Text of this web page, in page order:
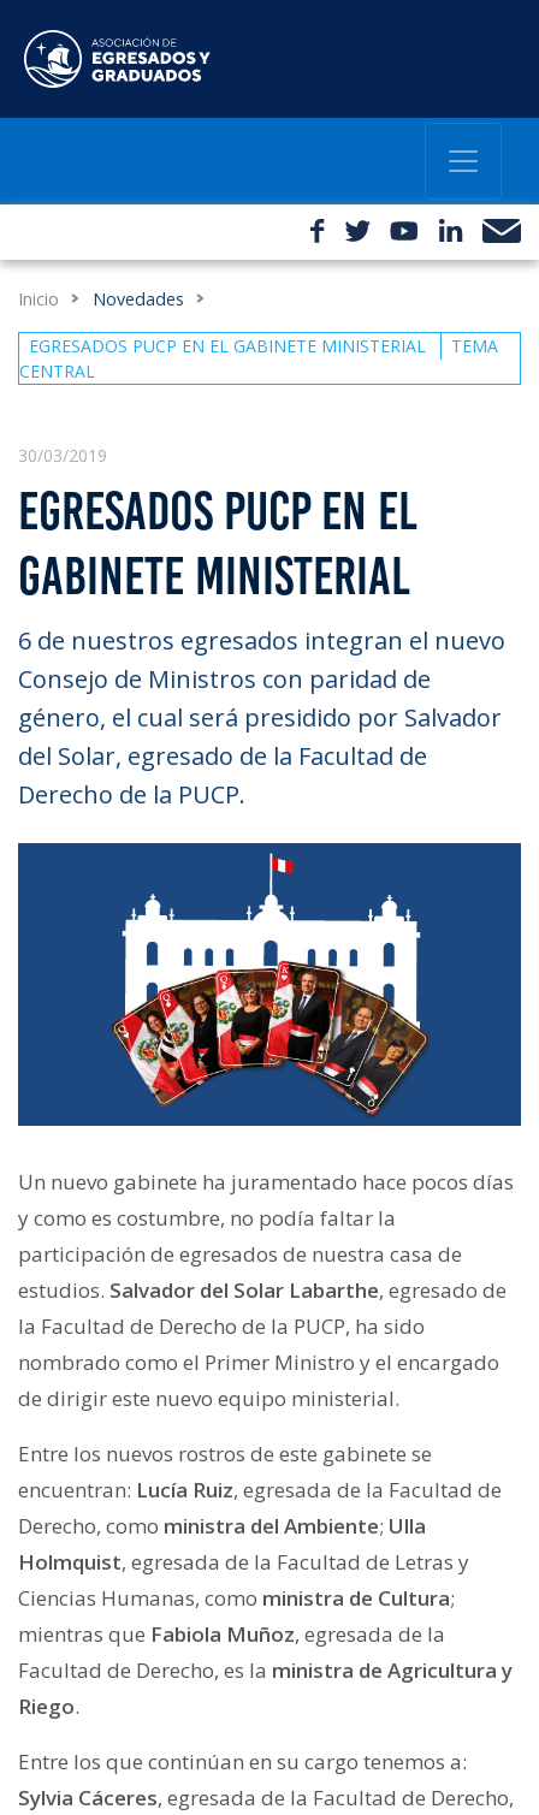
Inicio Novedades
EGRESADOS PUCP EN EL GABINETE MINISTERIAL
TEMA
CENTRAL
30/03/2019
EGRESADOS PUCP EN EL
GABINETE MINISTERIAL
6 de nuestros egresados integran el nuevo
Consejo de Ministros con paridad de
género, el cual será presidido por Salvador
del Solar, egresado de la Facultad de
Derecho de la PUCP.
Un nuevo gabinete ha juramentado hace pocos días
y como es costumbre, no podía faltar la
participación de egresados de nuestra casa de
estudios. Salvador del Solar Labarthe, egresado de
la Facultad de Derecho de la PUCP, ha sido
nombrado como el Primer Ministro y el encargado
de dirigir este nuevo equipo ministerial.
Entre los nuevos rostros de este gabinete se
encuentran: Lucía Ruiz, egresada de la Facultad de
Derecho, como ministra del Ambiente; Ulla
Holmquist, egresada de la Facultad de Letras y
Ciencias Humanas, como ministra de Cultura;
mientras que Fabiola Muñoz, egresada de la
Facultad de Derecho, es la ministra de Agricultura y
Riego.
Entre los que continúan en su cargo tenemos a:
Sylvia Cáceres, egresada de la Facultad de Derecho,